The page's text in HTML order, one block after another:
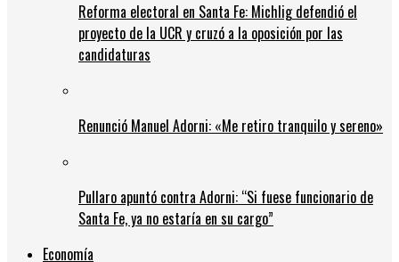
Reforma electoral en Santa Fe: Michlig defendió el
proyecto de la UCR y cruzó a la oposición por las
candidaturas
Renunció Manuel Adorni: «Me retiro tranquilo y sereno»
Pullaro apuntó contra Adorni: “Si fuese funcionario de
Santa Fe, ya no estaría en su cargo”
Economía